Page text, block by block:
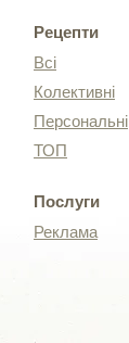
Рецепти
Всі
Колективні
Персональні
ТОП
Послуги
Реклама